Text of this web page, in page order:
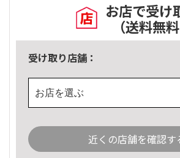
お店で受け
（送料無料
受け取り店舗：
お店を選ぶ
近くの店舗を確認す